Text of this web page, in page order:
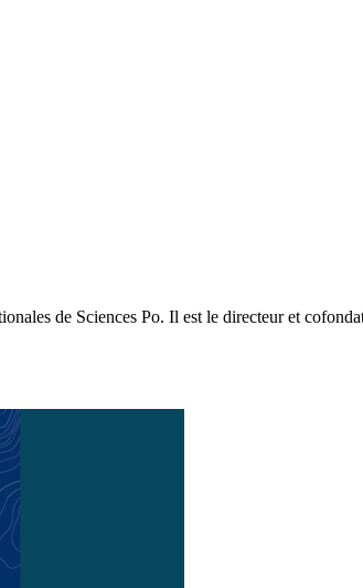
de Sciences Po. Il est le directeur et